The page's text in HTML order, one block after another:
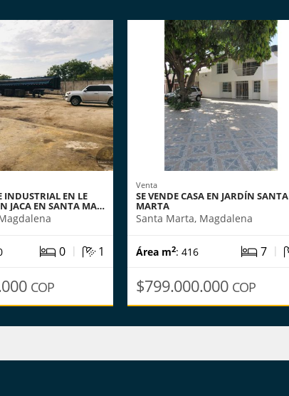
INDUSTRIAL EN LE
JACA EN SANTA MA…
0 | 1
COP
Venta
SE VENDE CASA EN JARDÍN SANTA
MARTA
Santa Marta, Magdalena
Área m2: 416 7 |
$799.000.000 COP